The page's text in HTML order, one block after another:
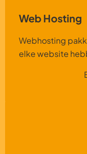
Web Hosting
Webhosting
elke website